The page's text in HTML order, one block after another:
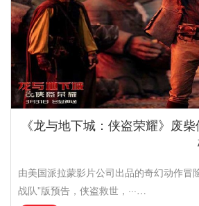
《龙与地下城：侠盗荣耀》废
由美国派拉蒙影片公司出品的奇幻动作冒
战队”版预告，侠盗救世，···…